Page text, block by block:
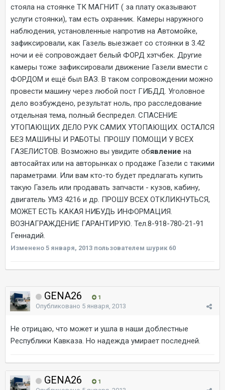
стояла на стоянке ТК МАГНИТ ( за плату оказывают
услуги стоянки), там есть охранник. Камеры наружного
наблюдения, установленные напротив на Автомойке,
зафиксировали, как Газель выезжает со стоянки в 3.42
ночи и её сопровождает белый ФОРД хэтчбек. Другие
камеры тоже зафиксировали движение Газели вмести с
ФОРДОМ и ещё был ВАЗ. В таком сопровождении можно
провести машину через любой пост ГИБДД. Уголовное
дело возбуждено, результат ноль, про расследование
отдельная тема, полный беспредел. СПАСЕНИЕ
УТОПАЮЩИХ ДЕЛО РУК САМИХ УТОПАЮЩИХ. ОСТАЛСЯ
БЕЗ МАШИНЫ И РАБОТЫ. ПРОШУ ПОМОЩИ У ВСЕХ
ГАЗЕЛИСТОВ. Возможно вы увидите обявление на
автосайтах или на авторынках о продаже Газели с такими
параметрами. Или вам кто-то будет предлагать купить
такую Газель или продавать запчасти - кузов, кабину,
двигатель УМЗ 4216 и др. ПРОШУ ВСЕХ ОТКЛИКНУТЬСЯ,
МОЖЕТ ЕСТЬ КАКАЯ НИБУДЬ ИНФОРМАЦИЯ.
ВОЗНАГРАЖДЕНИЕ ГАРАНТИРУЮ. Тел.8-918-780-21-91
Геннадий.
Изменено 5 января, 2013 пользователем шурик 60
GENA26 1
Опубликовано 5 января, 2013
Не отрицаю, что может и ушла в наши доблестные
Республики Кавказа. Но надежда умирает последней.
GENA26 1